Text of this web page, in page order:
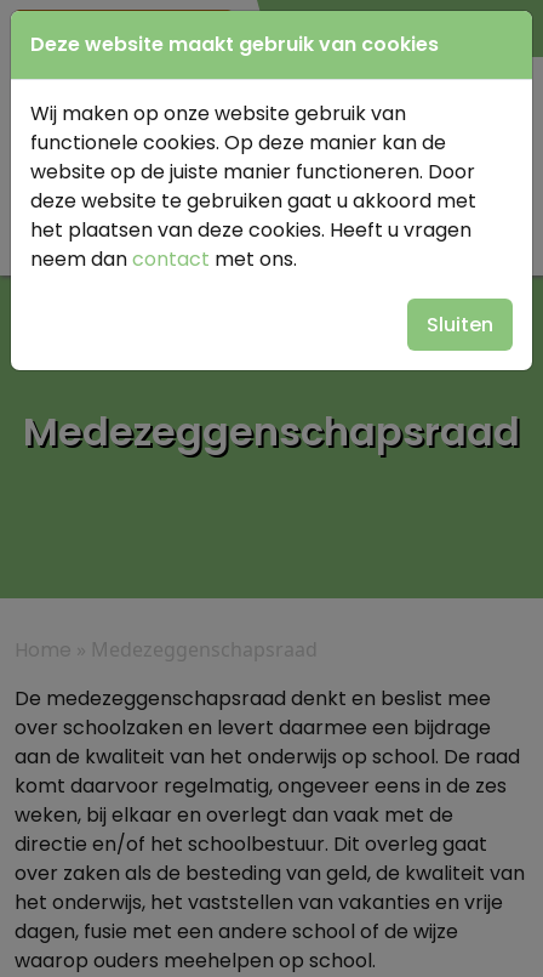
0345 614977
Medezeggenschapsraad
Home » Medezeggenschapsraad
De medezeggenschapsraad denkt en beslist mee
over schoolzaken en levert daarmee een bijdrage
aan de kwaliteit van het onderwijs op school. De raad
komt daarvoor regelmatig, ongeveer eens in de zes
weken, bij elkaar en overlegt dan vaak met de
directie en/of het schoolbestuur. Dit overleg gaat
over zaken als de besteding van geld, de kwaliteit van
het onderwijs, het vaststellen van vakanties en vrije
dagen, fusie met een andere school of de wijze
waarop ouders meehelpen op school.
Deze website maakt gebruik van cookies
Wij maken op onze website gebruik van
functionele cookies. Op deze manier kan de
website op de juiste manier functioneren. Door
deze website te gebruiken gaat u akkoord met
het plaatsen van deze cookies. Heeft u vragen
neem dancontact met ons.
Sluiten